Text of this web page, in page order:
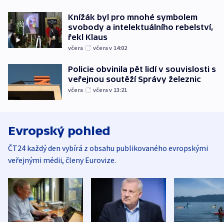
Knížák byl pro mnohé symbolem
svobody a intelektuálního rebelství,
řekl Klaus
včera včera v 14:02
Policie obvinila pět lidí v souvislosti s
veřejnou soutěží Správy železnic
včera včera v 13:21
Evropský pohled
ČT24 každý den vybírá z obsahu publikovaného evropskými
veřejnými médii, členy Eurovize.